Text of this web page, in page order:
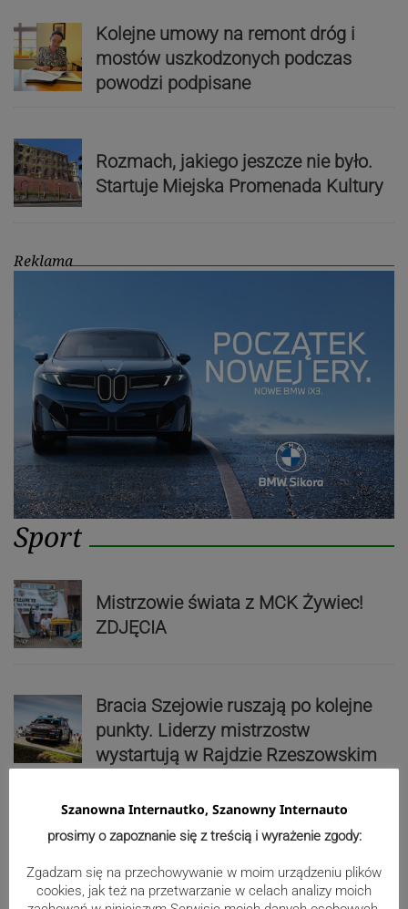
Kolejne umowy na remont dróg i
mostów uszkodzonych podczas
powodzi podpisane
Rozmach, jakiego jeszcze nie było.
Startuje Miejska Promenada Kultury
Reklama
Sport
Mistrzowie świata z MCK Żywiec!
ZDJĘCIA
Bracia Szejowie ruszają po kolejne
punkty. Liderzy mistrzostw
wystartują w Rajdzie Rzeszowskim
80-lecie Soły Kobiernice. Będzie się
Szanowna Internautko, Szanowny Internauto
prosimy o zapoznanie się z treścią i wyrażenie zgody:
Zgadzam się na przechowywanie w moim urządzeniu plików
cookies, jak też na przetwarzanie w celach analizy moich